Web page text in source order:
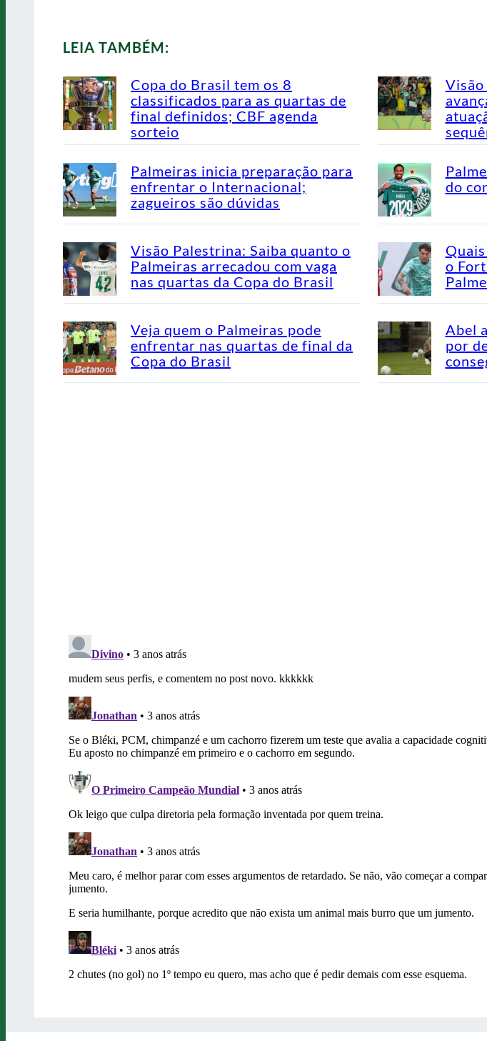
LEIA TAMBÉM:
Copa do Brasil tem os 8
classificados para as quartas de
final definidos; CBF agenda
sorteio
Palmeiras inicia preparação para
enfrentar o Internacional;
zagueiros são dúvidas
do
Visão Palestrina: Saiba quanto o
Palmeiras arrecadou com vaga
nas quartas da Copa do Brasil
o
Veja quem o Palmeiras pode
enfrentar nas quartas de final da
Copa do Brasil
Abel
por